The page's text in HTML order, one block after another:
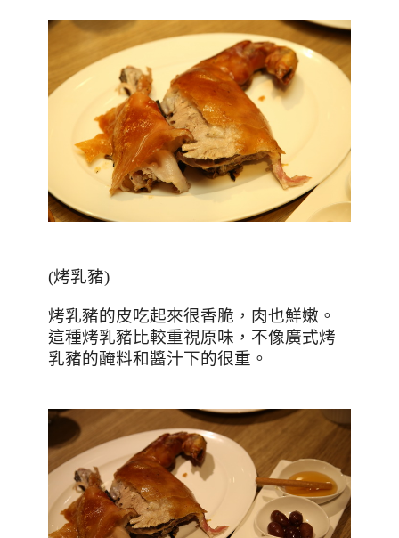
(烤乳豬)
烤乳豬的皮吃起來很香脆，肉也鮮嫩。
這種烤乳豬比較重視原味，不像廣式烤
乳豬的醃料和醬汁下的很重。